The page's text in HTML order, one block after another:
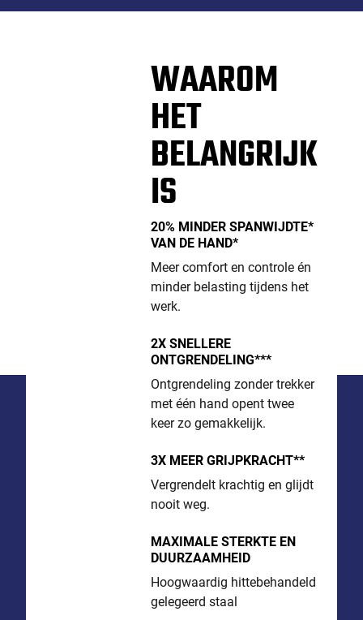
WAAROM
HET
BELANGRIJK
IS
20% MINDER SPANWIJDTE*
VAN DE HAND*
Meer comfort en controle én
minder belasting tijdens het
werk.
2X SNELLERE
ONTGRENDELING***
Ontgrendeling zonder trekker
met één hand opent twee
keer zo gemakkelijk.
3X MEER GRIJPKRACHT**
Vergrendelt krachtig en glijdt
nooit weg.
MAXIMALE STERKTE EN
DUURZAAMHEID
Hoogwaardig hittebehandeld
gelegeerd staal